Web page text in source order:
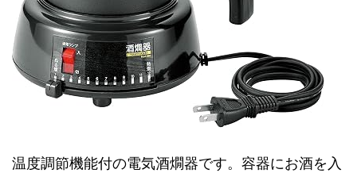
温度調節機能付の電気酒燗器です。容器にお酒を入